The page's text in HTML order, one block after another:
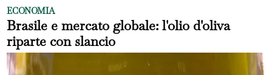
ECONOMIA
Brasile e mercato globale: l'olio d'oliva
riparte con slancio